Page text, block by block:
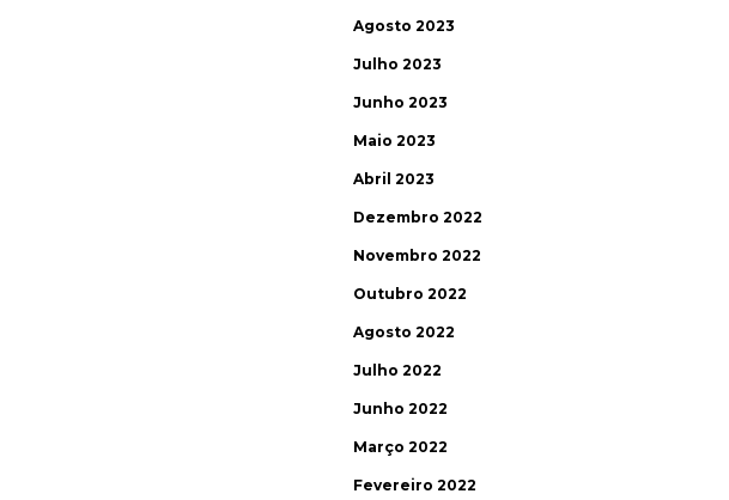
Agosto 2023
Julho 2023
Junho 2023
Maio 2023
Abril 2023
Dezembro 2022
Novembro 2022
Outubro 2022
Agosto 2022
Julho 2022
Junho 2022
Março 2022
Fevereiro 2022